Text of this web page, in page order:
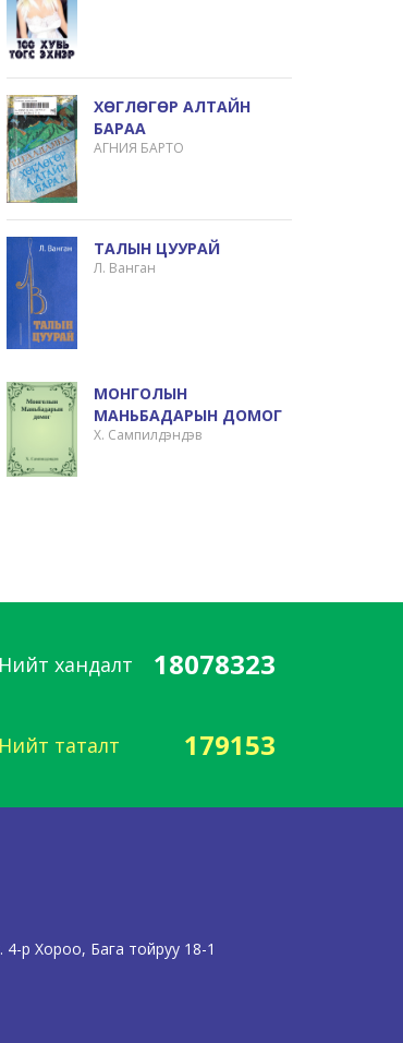
ХӨГЛӨГӨР АЛТАЙН
БАРАА
АГНИЯ БАРТО
ТАЛЫН ЦУУРАЙ
Л. Ванган
МОНГОЛЫН
МАНЬБАДАРЫН ДОМОГ
Х. Сампилдэндэв
Нийт хандалт 18078323
Нийт таталт 179153
4-р Хороо, Бага тойруу 18-1